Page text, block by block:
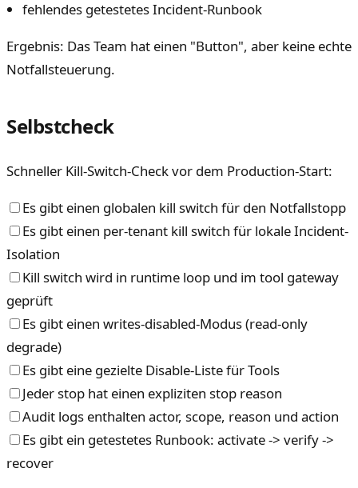
fehlendes getestetes Incident-Runbook
Ergebnis: Das Team hat einen "Button", aber keine echte
Notfallsteuerung.
Selbstcheck
Schneller Kill-Switch-Check vor dem Production-Start:
Es gibt einen globalen kill switch für den Notfallstopp
Es gibt einen per-tenant kill switch für lokale Incident-
Isolation
Kill switch wird in runtime loop und im tool gateway
geprüft
Es gibt einen writes-disabled-Modus (read-only
degrade)
Es gibt eine gezielte Disable-Liste für Tools
Jeder stop hat einen expliziten stop reason
Audit logs enthalten actor, scope, reason und action
Es gibt ein getestetes Runbook: activate -> verify ->
recover